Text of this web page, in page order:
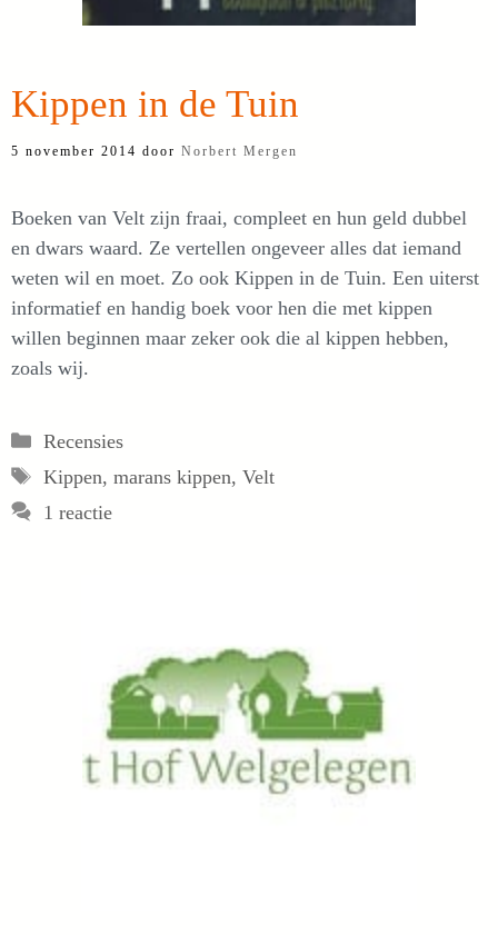
Kippen in de Tuin
5 november 2014 door Norbert Mergen
Boeken van Velt zijn fraai, compleet en hun geld dubbel
en dwars waard. Ze vertellen ongeveer alles dat iemand
weten wil en moet. Zo ook Kippen in de Tuin. Een uiterst
informatief en handig boek voor hen die met kippen
willen beginnen maar zeker ook die al kippen hebben,
zoals wij.
Categorieën
Recensies
Tags
Kippen, marans kippen, Velt
1 reactie